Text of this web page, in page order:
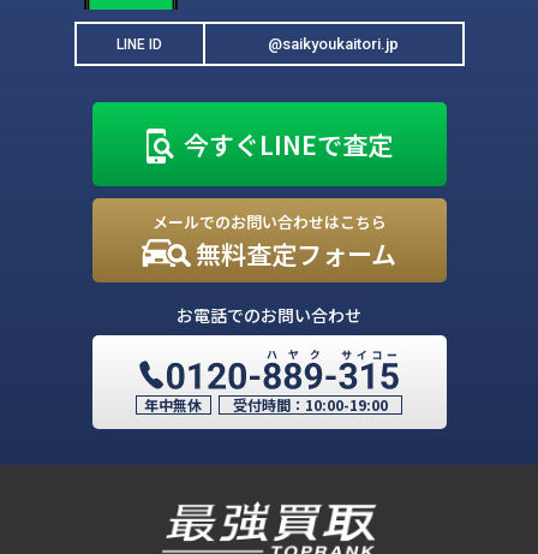
LINE ID @saikyoukaitori.jp
今すぐLINEで査定
メールでのお問い合わせはこちら
無料査定フォーム
お電話でのお問い合わせ
年中無休 受付時間： 10:00-19:00